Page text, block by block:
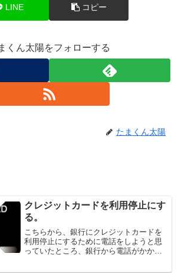
LINE コピー
くん太陽をフォローする
たまくん太陽
クレジットカードを利用停止にす
る。
こちらから、銀行にクレジットカードを
利用停止にするために電話をしようと思
っていたところ、銀行から電話がかかっ